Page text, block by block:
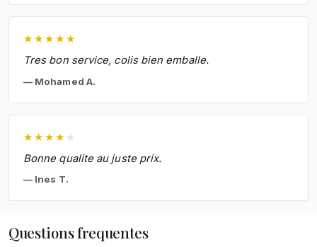
★ ★ ★ ★ ★
Tres bon service, colis bien emballe.
Mohamed A.
★ ★ ★ ★ ★
Bonne qualite au juste prix.
Ines T.
Questions frequentes